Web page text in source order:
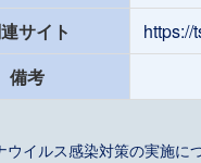
サイト
https://
備考
ウイルス感染対策の実施に